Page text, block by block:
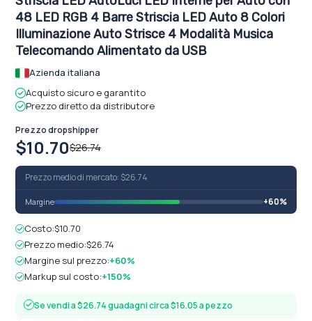
48 LED RGB 4 Barre Striscia LED Auto 8 Colori
Illuminazione Auto Strisce 4 Modalità Musica
Telecomando Alimentato da USB
Azienda italiana
Acquisto sicuro e garantito
Prezzo diretto da distributore
Prezzo dropshipper
$10.70$26.74
Prezzo medio di mercato: $26.74
Margine +60%
Costo:$10.70
Prezzo medio:$26.74
Margine sul prezzo:+60%
Markup sul costo:+150%
Se vendi a $26.74 guadagni circa $16.05 a pezzo